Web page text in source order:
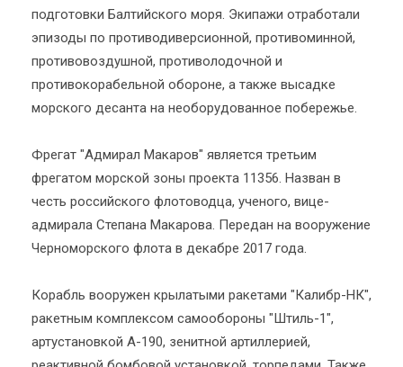
подготовки Балтийского моря. Экипажи отработали
эпизоды по противодиверсионной, противоминной,
противовоздушной, противолодочной и
противокорабельной обороне, а также высадке
морского десанта на необорудованное побережье.
Фрегат "Адмирал Макаров" является третьим
фрегатом морской зоны проекта 11356. Назван в
честь российского флотоводца, ученого, вице-
адмирала Степана Макарова. Передан на вооружение
Черноморского флота в декабре 2017 года.
Корабль вооружен крылатыми ракетами "Калибр-НК",
ракетным комплексом самообороны "Штиль-1",
артустановкой А-190, зенитной артиллерией,